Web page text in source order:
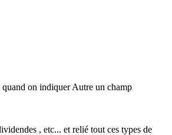
on indiquer Autre un champ
, etc... et relié tout ces types de